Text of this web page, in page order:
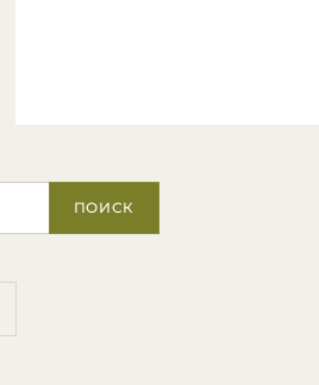
ПОИСК